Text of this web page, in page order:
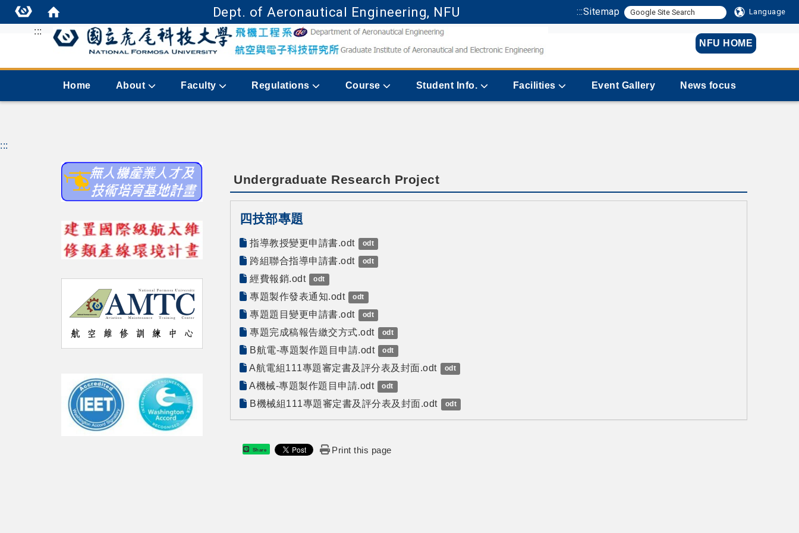
Dept. of Aeronautical Engineering, NFU :::Sitemap Language
Go to main content NFU HOME
:::
Home About Faculty Regulations Course Student Info. Facilities Event Gallery News focus
:::
Undergraduate Research Project
四技部專題
指導教授變更申請書.odt odt
跨組聯合指導申請書.odt odt
經費報銷.odt odt
專題製作發表通知.odt odt
專題題目變更申請書.odt odt
專題完成稿報告繳交方式.odt odt
B航電-專題製作題目申請.odt odt
A航電組111專題審定書及評分表及封面.odt odt
A機械-專題製作題目申請.odt odt
B機械組111專題審定書及評分表及封面.odt odt
Share Print this page